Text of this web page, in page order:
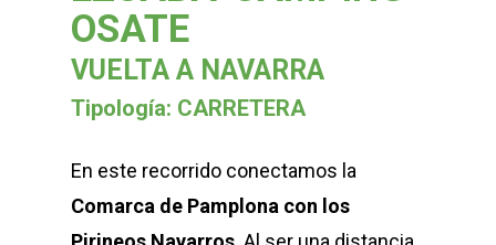
OSATE
VUELTA A NAVARRA
Tipología: CARRETERA
En este recorrido conectamos la
Comarca de Pamplona con los